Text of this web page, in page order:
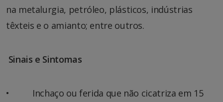
na metalurgia, petróleo, plásticos, indústrias
têxteis e o amianto; entre outros.
Sinais e Sintomas
• Inchaço ou ferida que não cicatriza em 15